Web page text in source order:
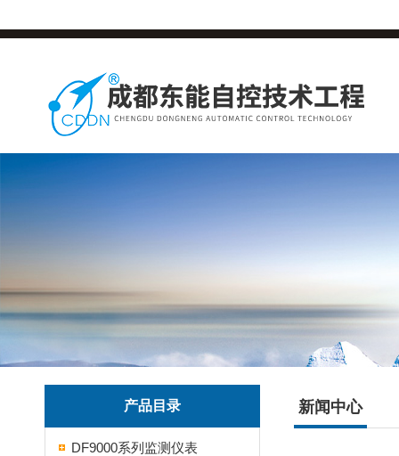
产品目录
DF9000系列监测仪表
新闻中心